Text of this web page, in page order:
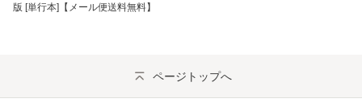
版 [単行本]【メール便送料無料】
ページトップへ